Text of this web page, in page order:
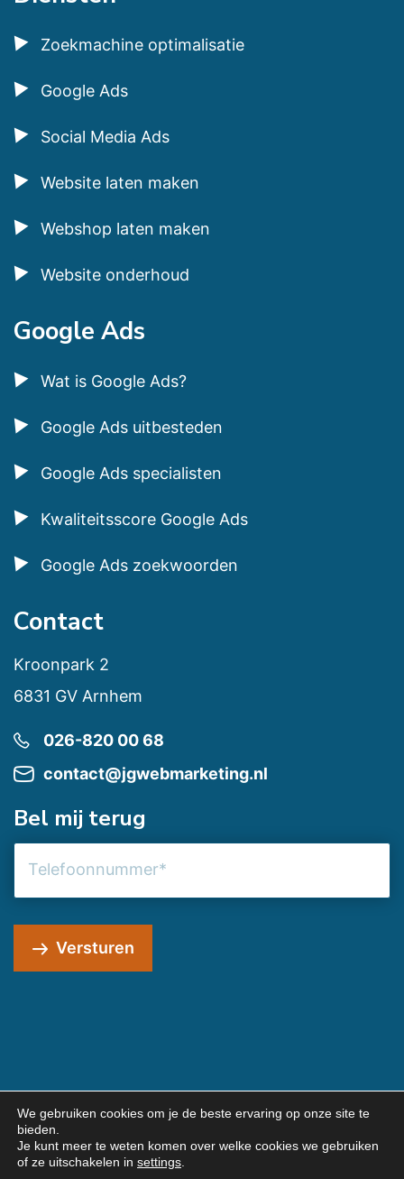
Zoekmachine optimalisatie
Google Ads
Social Media Ads
Website laten maken
Webshop laten maken
Website onderhoud
Google Ads
Wat is Google Ads?
Google Ads uitbesteden
Google Ads specialisten
Kwaliteitsscore Google Ads
Google Ads zoekwoorden
Contact
Kroonpark 2
6831 GV Arnhem
026-820 00 68
contact@jgwebmarketing.nl
Bel mij terug
Versturen
© 2026 JG Webmarketing
Algemene voorwaarden
We gebruiken cookies om je de beste ervaring op onze site te
bieden.
Je kunt meer te weten komen over welke cookies we gebruiken
of ze uitschakelen in settings